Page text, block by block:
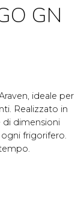
GN
ideale per
Realizzato in
dimensioni
frigorifero.